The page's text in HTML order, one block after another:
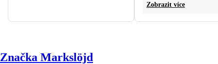
Zobrazit více
Značka Markslöjd